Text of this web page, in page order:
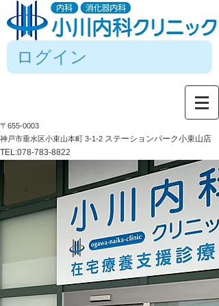
ログイン
〒655-0003
神戸市垂水区小束山本町 3-1-2 ステーションパーク小束山店
TEL:078-783-8822